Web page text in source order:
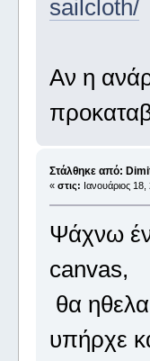
sailcloth/
Αν η
Στάλθηκε από:
« στις: Ιανουάριος
Ψάχνω
canvas,
θα
υπήρχε